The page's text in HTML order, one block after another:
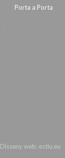
Porta a Porta
Disseny web: estiu.eu